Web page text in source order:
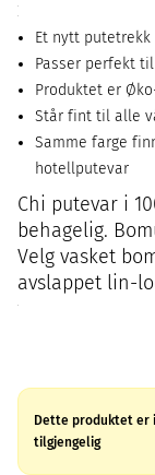
Et nytt
Passer perfekt
Produktet er
Står fint til alle
Samme farge
hotellputevar
Chi putevar i
behagelig.
Velg vasket
avslappet lin-
Dette produktet er
tilgjengelig